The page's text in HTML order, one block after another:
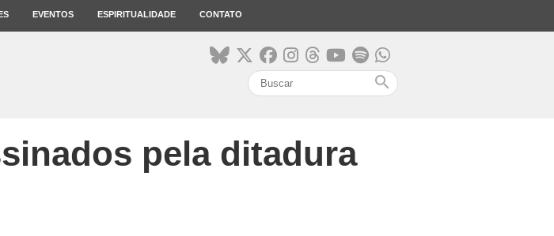
EVENTOS ESPIRITUALIDADE CONTATO
search
pela ditadura